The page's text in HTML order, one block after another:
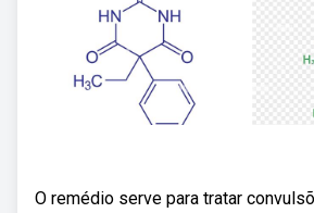
O remédio serve para tratar